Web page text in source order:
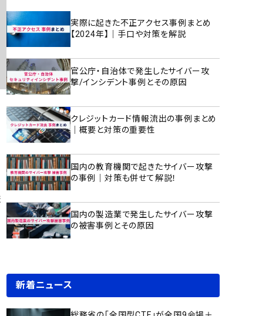
実際に起きた不正アクセス事例まとめ
【2024年】｜手口や対策を解説
官公庁・自治体で発生したサイバー攻
撃/インシデント事例とその原因
クレジットカード情報流出の事例まとめ
｜概要と対策の重要性
国内の教育機関で起きたサイバー攻撃
の事例｜対策も併せて解説！
国内の製造業で発生したサイバー攻撃
の被害事例とその原因
新着ニュース